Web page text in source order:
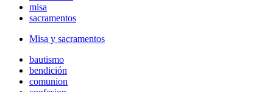
misa
sacramentos
Misa y sacramentos
bautismo
bendición
comunion